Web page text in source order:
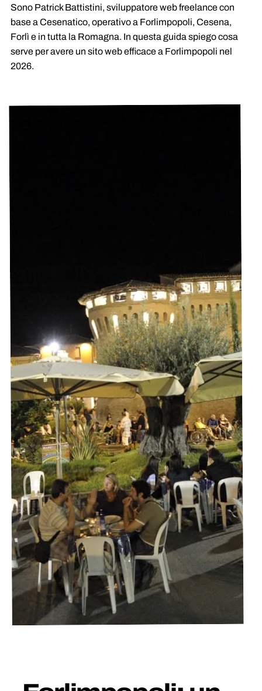
Sono Patrick Battistini, sviluppatore web freelance con
base a Cesenatico, operativo a Forlimpopoli, Cesena,
Forlì e in tutta la Romagna. In questa guida spiego cosa
serve per avere un sito web efficace a Forlimpopoli nel
2026.